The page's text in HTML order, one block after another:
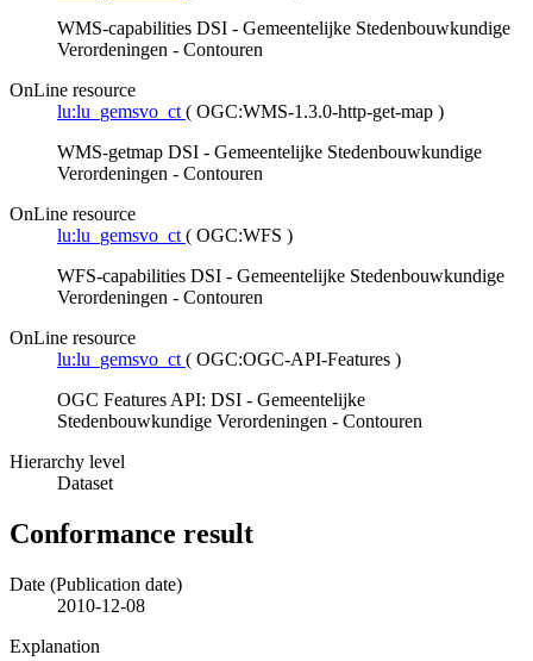
WMS-capabilities DSI - Gemeentelijke Stedenbouwkundige
Verordeningen - Contouren
OnLine resource
lu:lu_gemsvo_ct( OGC:WMS-1.3.0-http-get-map )
WMS-getmap DSI - Gemeentelijke Stedenbouwkundige
Verordeningen - Contouren
OnLine resource
lu:lu_gemsvo_ct( OGC:WFS )
WFS-capabilities DSI - Gemeentelijke Stedenbouwkundige
Verordeningen - Contouren
OnLine resource
lu:lu_gemsvo_ct( OGC:OGC-API-Features )
OGC Features API: DSI - Gemeentelijke
Stedenbouwkundige Verordeningen - Contouren
Hierarchy level
Dataset
Conformance result
Date (Publication date)
2010-12-08
Explanation